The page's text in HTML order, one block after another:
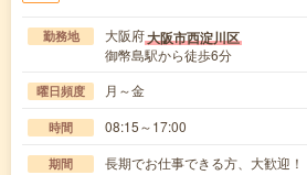
勤務地 大阪府大阪市西淀川区
御幣島駅から徒歩6分
曜日頻度 月～金
時間 08:15～17:00
期間 長期でお仕事できる方、大歓迎！